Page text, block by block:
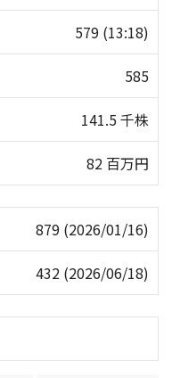
579 (13:18)
585
141.5 千株
82 百万円
879 (2026/01/16)
432 (2026/06/18)